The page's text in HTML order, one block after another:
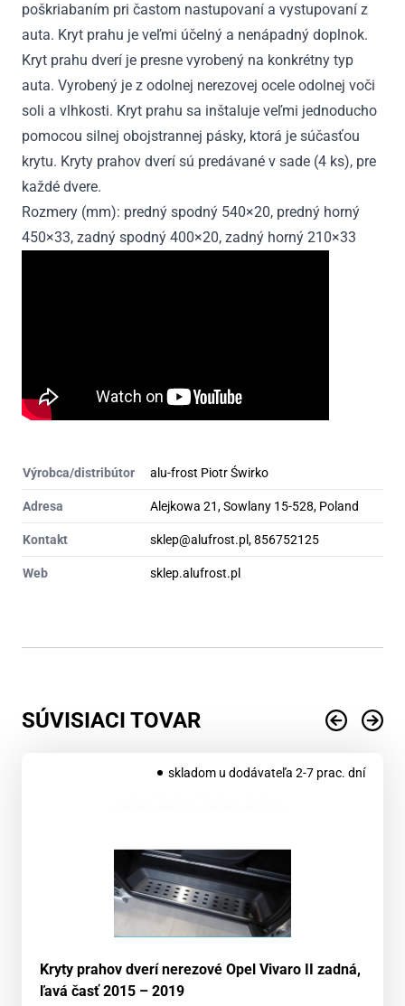
poškriabaním pri častom nastupovaní a vystupovaní z
auta. Kryt prahu je veľmi účelný a nenápadný doplnok.
Kryt prahu dverí je presne vyrobený na konkrétny typ
auta. Vyrobený je z odolnej nerezovej ocele odolnej voči
soli a vlhkosti. Kryt prahu sa inštaluje veľmi jednoducho
pomocou silnej obojstrannej pásky, ktorá je súčasťou
krytu. Kryty prahov dverí sú predávané v sade (4 ks), pre
každé dvere.
Rozmery (mm): predný spodný 540×20, predný horný
450×33, zadný spodný 400×20, zadný horný 210×33
Výrobca/distribútor alu-frost Piotr Świrko
Adresa Alejkowa 21, Sowlany 15-528, Poland
Kontakt sklep@alufrost.pl, 856752125
Web sklep.alufrost.pl
SÚVISIACI TOVAR
skladom u dodávateľa 2-7 prac. dní
Kryty prahov dverí nerezové Opel Vivaro II zadná,
ľavá časť 2015 – 2019